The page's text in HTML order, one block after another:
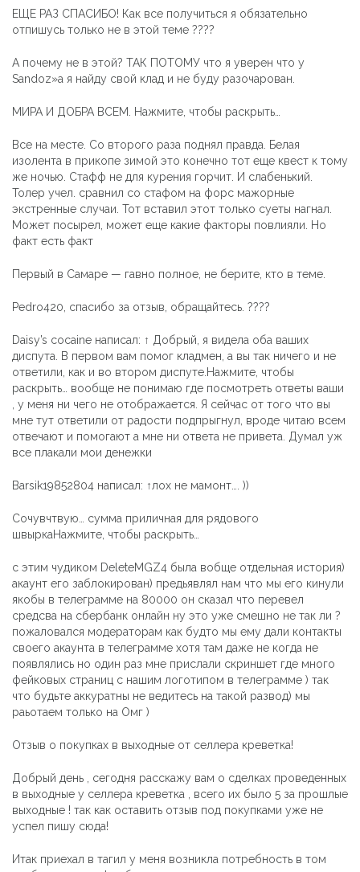
ЕЩЕ РАЗ СПАСИБО! Как все получиться я обязательно
отпишусь только не в этой теме ????
А почему не в этой? ТАК ПОТОМУ что я уверен что у
Sandoz»a я найду свой клад и не буду разочарован.
МИРА И ДОБРА ВСЕМ. Нажмите, чтобы раскрыть…
Все на месте. Со второго раза поднял правда. Белая
изолента в прикопе зимой это конечно тот еще квест к тому
же ночью. Стафф не для курения горчит. И слабенький.
Толер учел. сравнил со стафом на форс мажорные
экстренные случаи. Тот вставил этот только суеты нагнал.
Может посырел, может еще какие факторы повлияли. Но
факт есть факт
Первый в Самаре — гавно полное, не берите, кто в теме.
Pedro420, спасибо за отзыв, обращайтесь. ????
Daisy’s cocaine написал: ↑ Добрый, я видела оба ваших
диспута. В первом вам помог кладмен, а вы так ничего и не
ответили, как и во втором диспуте.Нажмите, чтобы
раскрыть… вообще не понимаю где посмотреть ответы ваши
, у меня ни чего не отображается. Я сейчас от того что вы
мне тут ответили от радости подпрыгнул, вроде читаю всем
отвечают и помогают а мне ни ответа не привета. Думал уж
все плакали мои денежки
Barsik19852804 написал: ↑лох не мамонт…. ))
Сочувчтвую… сумма приличная для рядового
швыркаНажмите, чтобы раскрыть…
с этим чудиком DeleteMGZ4 была вобще отдельная история)
акаунт его заблокирован) предьявлял нам что мы его кинули
якобы в телеграмме на 80000 он сказал что перевел
средсва на сбербанк онлайн ну это уже смешно не так ли ?
пожаловался модераторам как будто мы ему дали контакты
своего акаунта в телеграмме хотя там даже не когда не
появлялись но один раз мне прислали скриншет где много
фейковых страниц с нашим логотипом в телеграмме ) так
что будьте аккуратны не ведитесь на такой развод) мы
раьотаем только на Омг )
Отзыв о покупках в выходные от селлера креветка!
Добрый день , сегодня расскажу вам о сделках проведенных
в выходные у селлера креветка , всего их было 5 за прошлые
выходные ! так как оставить отзыв под покупками уже не
успел пишу сюда!
Итак приехал в тагил у меня возникла потребность в том